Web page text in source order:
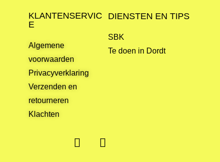
KLANTENSERVIC
E
Algemene
voorwaarden
Privacyverklaring
Verzenden en
retourneren
Klachten
DIENSTEN EN TIPS
SBK
Te doen in Dordt